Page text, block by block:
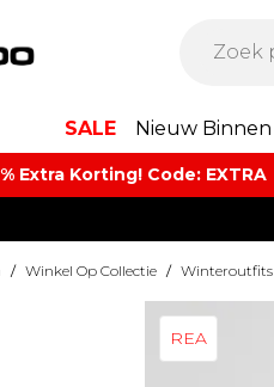
SALE Nieuw Binnen
Extra Korting! Code: EXTRA​
/ Winkel Op Collectie / Winteroutfits
REA